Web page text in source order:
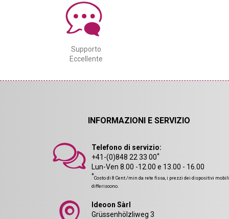
Supporto
Eccellente
INFORMAZIONI E SERVIZIO
Telefono di servizio:
+41-(0)848 22 33 00*
Lun-Ven 8.00 -12.00 e 13.00 - 16.00
*Costo di 8 Cent./min da rete fissa, i prezzi dei dispositivi mobili
differiscono.
Ideoon Sàrl
Grüssenhölzliweg 3